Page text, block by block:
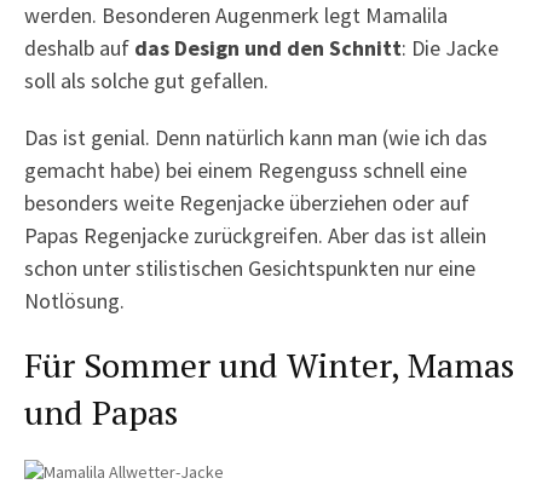
werden. Besonderen Augenmerk legt Mamalila
deshalb auf das Design und den Schnitt: Die Jacke
soll als solche gut gefallen.
Das ist genial. Denn natürlich kann man (wie ich das
gemacht habe) bei einem Regenguss schnell eine
besonders weite Regenjacke überziehen oder auf
Papas Regenjacke zurückgreifen. Aber das ist allein
schon unter stilistischen Gesichtspunkten nur eine
Notlösung.
Für Sommer und Winter, Mamas
und Papas